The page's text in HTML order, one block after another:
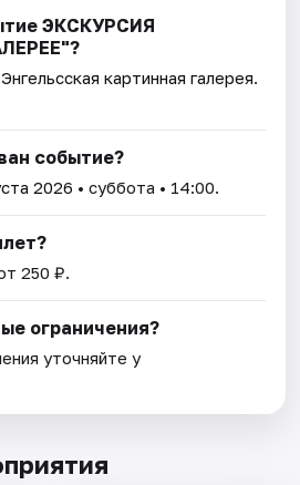
ЭКСКУРСИЯ
Энгельсская картинная галерея.
событие?
2026 • суббота • 14:00.
250 ₽.
ограничения?
уточняйте у